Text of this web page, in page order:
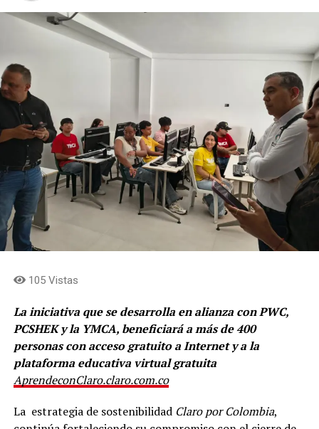
105 Vistas
La iniciativa que se desarrolla en alianza con PWC,
PCSHEK y la YMCA, beneficiará a más de 400
personas con acceso gratuito a Internet y a la
plataforma educativa virtual gratuita
AprendeconClaro.claro.com.co
La estrategia de sostenibilidad Claro por Colombia,